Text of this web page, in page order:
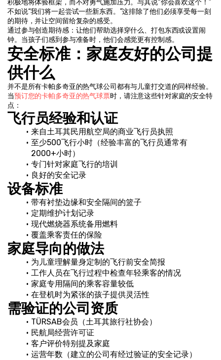
积极地将体验框架，而不对勇气施加压力。与其说“你会喜欢这个！”
不如说“我们将一起尝试一些新东西。”这排除了他们必须享受每一刻
的期待，并让空间留给复杂的感受。
通过参与创造期待感：让他们帮助选择穿什么、打包东西或设置闹
钟。当孩子们感到参与准备时，他们会感觉更有控制感。
安全标准：家庭友好的公司提
供什么
并不是所有卡帕多奇亚的热气球公司都有与儿童打交道的同样经验。
当预订您的卡帕多奇亚的热气球票时，请注意这些针对家庭的安全特
点：
飞行员经验和认证
来自土耳其民用航空局的商业飞行员执照
至少500飞行小时（经验丰富的飞行员通常有
2000+小时）
专门针对家庭飞行的培训
良好的安全记录
设备标准
带有衬垫边缘和安全隔间的篮子
定期维护计划记录
现代燃烧器系统备用燃料
覆盖乘客责任的保险
家庭导向的做法
为儿童理解量身定制的飞行前安全简报
工作人员在飞行过程中检查年轻乘客的情况
家庭专用隔间的乘客容量较低
在登机时为紧张的孩子提供灵活性
需验证的公司资质
TÜRSAB会员（土耳其旅行社协会）
民航局经营许可证
客户评价特别提及家庭
运营年数（建立的公司有经过验证的安全记录）